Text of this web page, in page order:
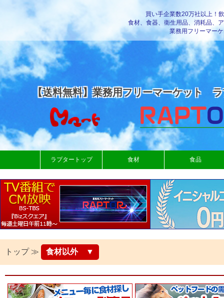
買い手企業数20万社以上！
食材、食器、衛生用品、消耗品、
業務用フリーマー
【送料無料】業務用フリーマーケット
ラプタートップ 食材 食品
トップ ≫ 食材以外 ▼